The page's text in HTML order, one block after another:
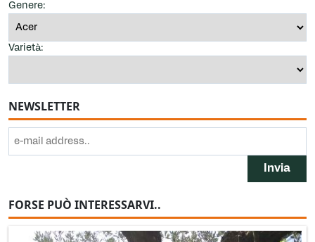
Genere:
Varietà:
NEWSLETTER
FORSE PUÒ INTERESSARVI..